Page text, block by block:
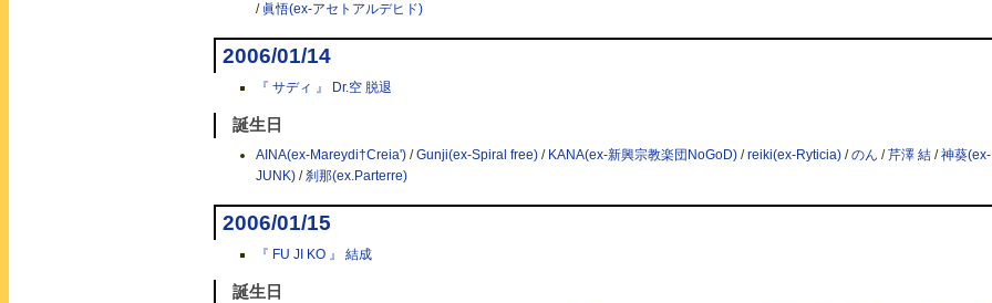
/ 眞悟(ex-アセトアルデヒド)
2006/01/14
『 サディ 』 Dr.空 脱退
誕生日
AINA(ex-Mareydi†Creia') /Gunji(ex-Spiral free) / KANA(ex-新興宗教楽団NoGoD) /reiki(ex-Ryticia) /のん /芹澤 結 /神葵(ex-
JUNK) /刹那(ex.Parterre)
2006/01/15
『 FU JI KO 』 結成
誕生日